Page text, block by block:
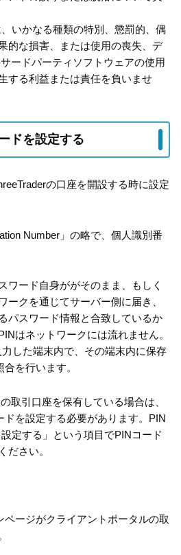
いかなる種類の特別、懲罰的、偶
的な損害、または使用の喪失、デ
ードパーティソフトウェアの使用
する利益または責任を負いませ
ドを設定する
の口座を開設する時に設定
Number」の略で、個人識別番
ワード自身ががそのまま、もしく
ークを通じてサーバー側に届き、
パスワード情報と合致しているか
はネットワークには流れません。
した端末内で、その端末内に保存
を行います。
取引口座を保有している場合は、
ドを設定する必要があります。PIN
定する」という項目でPINコード
ださい。
ージがクライアントポータルの取